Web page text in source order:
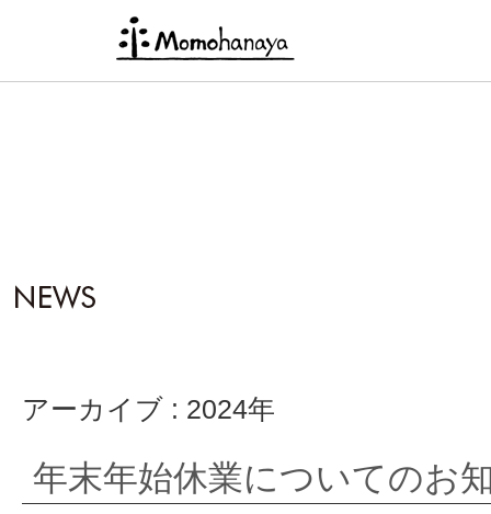
アーカイブ : 2024年
年末年始休業についてのお